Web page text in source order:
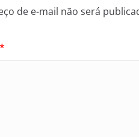
de e-mail não será
*